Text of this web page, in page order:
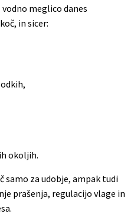
meglico danes
in sicer:
okoljih.
samo za udobje, ampak tudi
prašenja, regulacijo vlage in